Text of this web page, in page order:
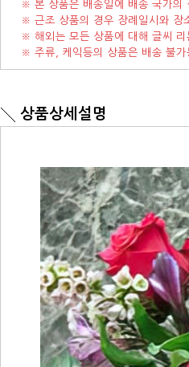
※ 본 상품은 배송일에 배송 국가의
※ 근조 상품의 경우 장례일시와 장
※ 해외는 모든 상품에 대해 글씨
※ 주류, 케익등의 상품은 배송 불
상품상세설명